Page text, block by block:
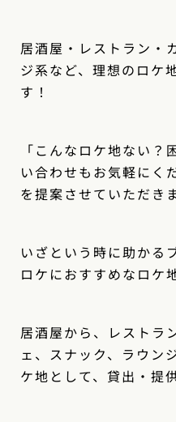
居酒屋・レストラン・
ジ系など、理想のロケ
す！
「こんなロケ地ない？
い合わせもお気軽にく
を提案させていただきま
いざという時に助かる
ロケにおすすめなロケ
居酒屋から、レストラ
ェ、スナック、ラウン
ケ地として、貸出・提